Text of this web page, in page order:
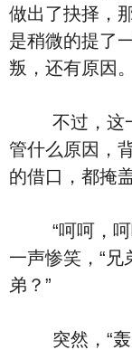
做出了抉择，
是稍微的提了
叛，还有原因。
不过，这一
管什么原因，
的借口，都掩
“呵呵，呵
一声惨笑，“
弟？”
突然，“轰